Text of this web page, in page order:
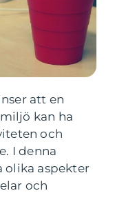
att en
kan ha
och
I denna
olika aspekter
och